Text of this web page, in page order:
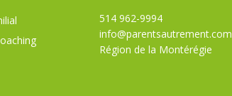
514 962-9994
info@parentsautrement.com
Région de la Montérégie